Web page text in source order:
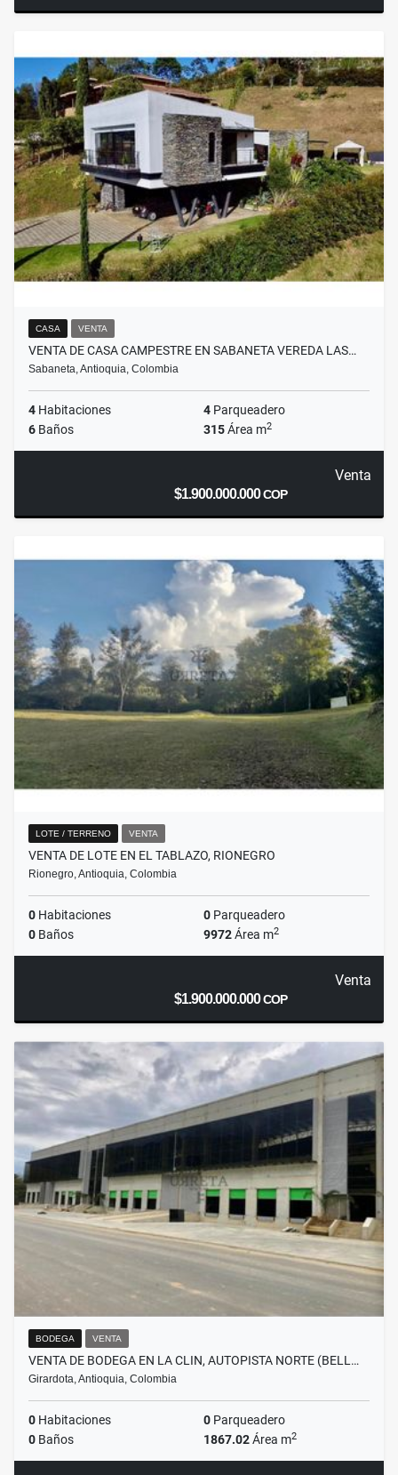
CASA VENTA
VENTA DE CASA CAMPESTRE EN SABANETA VEREDA LAS…
Sabaneta, Antioquia, Colombia
4 Habitaciones 4 Parqueadero
6 Baños 315Área m2
Venta
$1.900.000.000COP
LOTE / TERRENO VENTA
VENTA DE LOTE EN EL TABLAZO, RIONEGRO
Rionegro, Antioquia, Colombia
0 Habitaciones 0 Parqueadero
0 Baños 9972Área m2
Venta
$1.900.000.000COP
BODEGA VENTA
VENTA DE BODEGA EN LA CLIN, AUTOPISTA NORTE (BELL…
Girardota, Antioquia, Colombia
0 Habitaciones 0 Parqueadero
0 Baños 1867.02Área m2